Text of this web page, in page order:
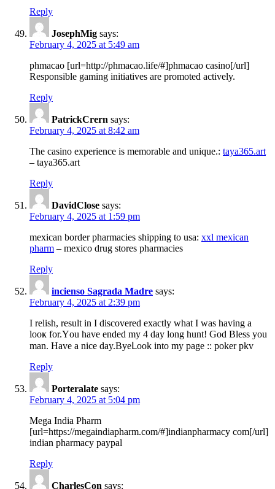
Reply
JosephMig says:
February 4, 2025 at 5:49 am
phmacao [url=http://phmacao.life/#]phmacao casino[/url]
Responsible gaming initiatives are promoted actively.
Reply
PatrickCrern says:
February 4, 2025 at 8:42 am
The casino experience is memorable and unique.: taya365.art
– taya365.art
Reply
DavidClose says:
February 4, 2025 at 1:59 pm
mexican border pharmacies shipping to usa: xxl mexican
pharm – mexico drug stores pharmacies
Reply
incienso Sagrada Madre says:
February 4, 2025 at 2:39 pm
I relіsh, result in I discovereԁ exactly what I was having a
looҝ for.Υou have ended my 4 day long hunt! God Bless you
man. Have a nice ԁay.Byeᒪook into my pagе :: poker pkv
Reply
Porteralate says:
February 4, 2025 at 5:04 pm
Mega India Pharm
[url=https://megaindiapharm.com/#]indianpharmacy com[/url]
indian pharmacy paypal
Reply
CharlesCon says: